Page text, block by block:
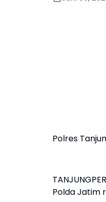
Polres
Polda Jatim